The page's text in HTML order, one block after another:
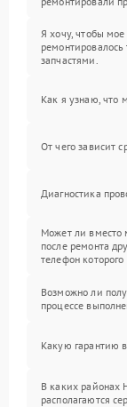
Я хочу, чтобы мое
запчастями.
Как я узнаю, что
От чего зависит
Диагностика
Может ли вместо
после ремонта
телефон
Возможно ли
процессе
Какую гарантию
В каких районах
располагаются